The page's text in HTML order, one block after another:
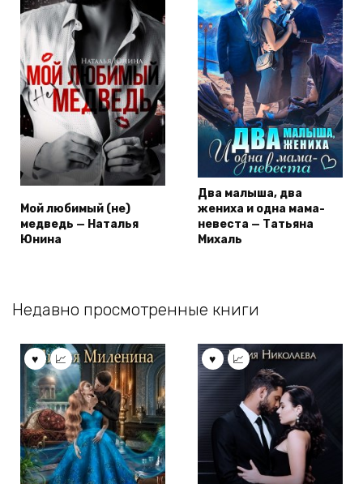
Мой любимый (не)
медведь — Наталья
Юнина
Два малыша, два
жениха и одна мама-
невеста — Татьяна
Михаль
Недавно просмотренные книги